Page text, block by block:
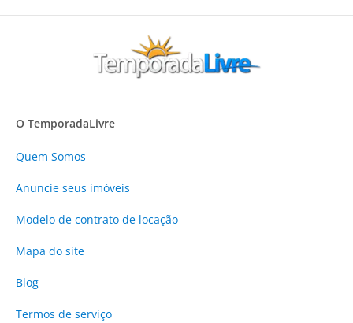
O TemporadaLivre
Quem Somos
Anuncie seus imóveis
Modelo de contrato de locação
Mapa do site
Blog
Termos de serviço